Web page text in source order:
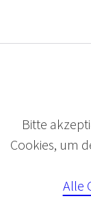
Bitte
Cookies, um
Alle